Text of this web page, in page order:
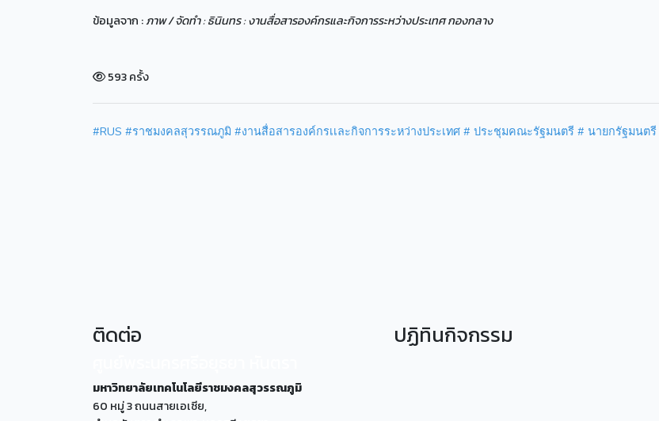
ข้อมูลจาก :ภาพ / จัดทำ : ธินินทร : งานสื่อสารองค์กรและกิจการระหว่างประเทศ กองกลาง
593 ครั้ง
#RUS #ราชมงคลสุวรรณภูมิ #งานสื่อสารองค์กรเเละกิจการระหว่างประเทศ # ประชุมคณะรัฐมนตรี # นายกรัฐมนตรี
ติดต่อ
มหาวิทยาลัยเทคโนโลยีราชมงคลสุวรรณภูมิ
60 หมู่ 3 ถนนสายเอเซีย,
ปฏิทินกิจกรรม